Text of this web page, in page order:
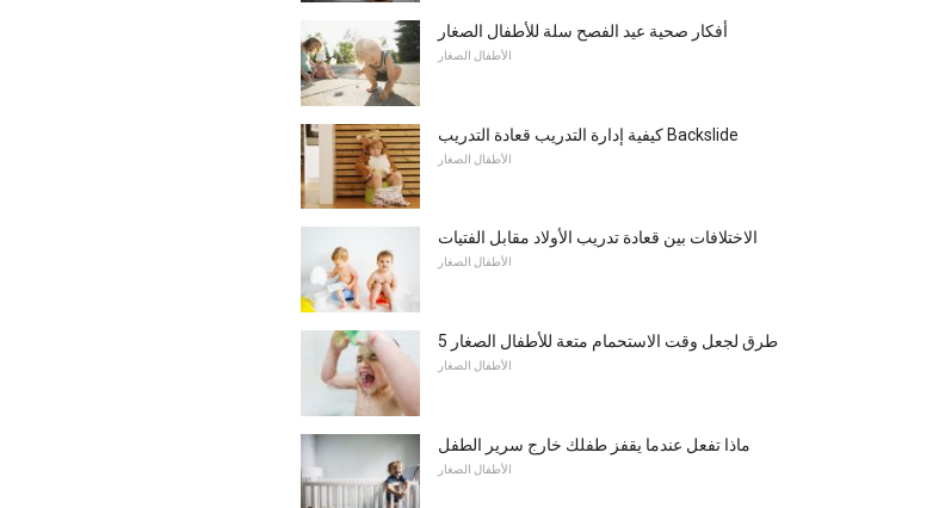
أفكار صحية عيد الفصح سلة للأطفال الصغار
الأطفال الصغار
كيفية إدارة التدريب قعادة التدريب Backslide
الأطفال الصغار
الاختلافات بين قعادة تدريب الأولاد مقابل الفتيات
الأطفال الصغار
5 طرق لجعل وقت الاستحمام متعة للأطفال الصغار
الأطفال الصغار
ماذا تفعل عندما يقفز طفلك خارج سرير الطفل
الأطفال الصغار